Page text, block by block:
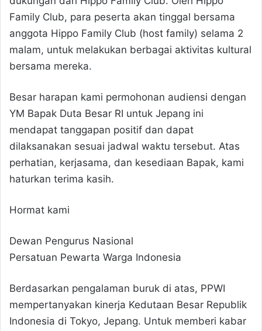
Family Club, para peserta akan tinggal bersama
anggota Hippo Family Club (host family) selama 2
malam, untuk melakukan berbagai aktivitas kultural
bersama mereka.
Besar harapan kami permohonan audiensi dengan
YM Bapak Duta Besar RI untuk Jepang ini
mendapat tanggapan positif dan dapat
dilaksanakan sesuai jadwal waktu tersebut. Atas
perhatian, kerjasama, dan kesediaan Bapak, kami
haturkan terima kasih.
Hormat kami
Dewan Pengurus Nasional
Persatuan Pewarta Warga Indonesia
Berdasarkan pengalaman buruk di atas, PPWI
mempertanyakan kinerja Kedutaan Besar Republik
Indonesia di Tokyo, Jepang. Untuk memberi kabar